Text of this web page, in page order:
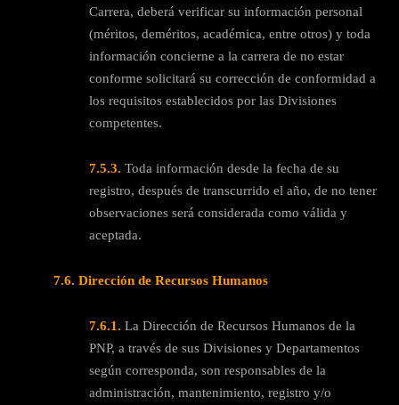
Carrera, deberá verificar su información personal
(méritos, deméritos, académica, entre otros) y toda
información concierne a la carrera de no estar
conforme solicitará su corrección de conformidad a
los requisitos establecidos por las Divisiones
competentes.
7.5.3. Toda información desde la fecha de su
registro, después de transcurrido el año, de no tener
observaciones será considerada como válida y
aceptada.
7.6. Dirección de Recursos Humanos
7.6.1. La Dirección de Recursos Humanos de la
PNP, a través de sus Divisiones y Departamentos
según corresponda, son responsables de la
administración, mantenimiento, registro y/o